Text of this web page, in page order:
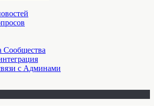
Сообщества
с Админами